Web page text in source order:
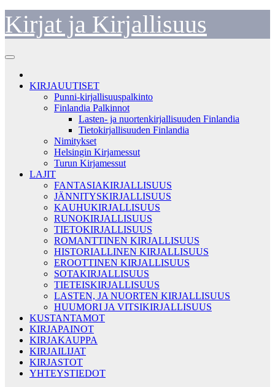
Skip
to
content
Kirjat ja Kirjallisuus
KIRJAUUTISET
Punni-kirjallisuuspalkinto
Finlandia Palkinnot
Lasten- ja nuortenkirjallisuuden Finlandia
Tietokirjallisuuden Finlandia
Nimitykset
Helsingin Kirjamessut
Turun Kirjamessut
LAJIT
FANTASIAKIRJALLISUUS
JÄNNITYSKIRJALLISUUS
KAUHUKIRJALLISUUS
RUNOKIRJALLISUUS
TIETOKIRJALLISUUS
ROMANTTINEN KIRJALLISUUS
HISTORIALLINEN KIRJALLISUUS
EROOTTINEN KIRJALLISUUS
SOTAKIRJALLISUUS
TIETEISKIRJALLISUUS
LASTEN, JA NUORTEN KIRJALLISUUS
HUUMORI JA VITSIKIRJALLISUUS
KUSTANTAMOT
KIRJAPAINOT
KIRJAKAUPPA
KIRJAILIJAT
KIRJASTOT
YHTEYSTIEDOT